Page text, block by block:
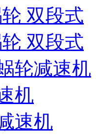
双段式
双段式
轮减速机
机
速机